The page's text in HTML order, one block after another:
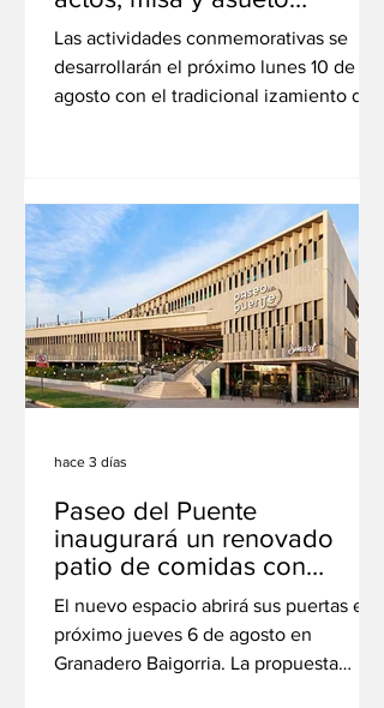
administrativo
Las actividades conmemorativas se
desarrollarán el próximo lunes 10 de
agosto con el tradicional izamiento de
administración pública y no habrá
clases ni actividad bancaria. La ciudad
de San Lorenzo celebrará el próximo
lunes 10 de agosto el Día de su Santo
Patrono con una serie de actividades
oficiales y religiosas que reunirán a
autoridades, instituciones y vecinos. La
Paseo del Puente
inaugurará un renovado
patio de comidas con
gastronomía, coworking y
eventos
El nuevo espacio abrirá sus puertas el
próximo jueves 6 de agosto en
Granadero Baigorria. La propuesta
hace 3 días